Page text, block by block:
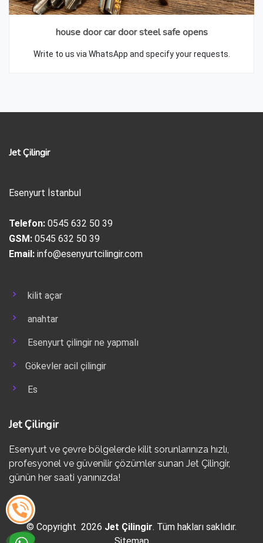
house door car door steel safe opens
Write to us via WhatsApp and specify your requests.
Jet Çilingir
Esenyurt İstanbul
Telefon: 0545 632 50 39
GSM: 0545 632 50 39
Email: info@esenyurtcilingir.com
kilit açar
anahtar
Esenyurt çilingir ne yapmalı
Gökevler acil çilingir
Es
Jet Çilingir
Esenyurt ve çevre bölgelerde kilit sorunlarınıza hızlı,
profesyonel ve güvenilir çözümler sunan Jet Çilingir,
günün her saati yanınızda!
© Copyright 2026 Jet Çilingir. Tüm hakları saklıdır.